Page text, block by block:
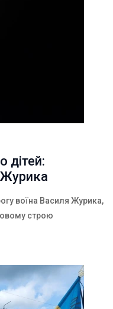
дітей:
Журика
воїна Василя Журика,
строю